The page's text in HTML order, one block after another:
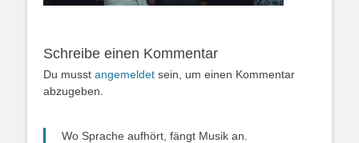
Schreibe einen Kommentar
Du musst angemeldet sein, um einen Kommentar
abzugeben.
Wo Sprache aufhört, fängt Musik an.